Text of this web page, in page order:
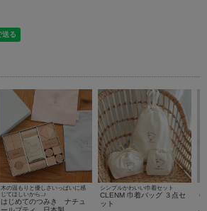
木の温もりと優しさいっぱいに感
じてほしいから..♪
はじめてのつみき ナチュ
シンプルかわいい巾着セット
CLENM 巾着バッグ ３点セ
ット